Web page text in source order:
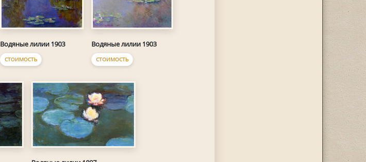
Водяные лилии 1903
СТОИМОСТЬ
Водяные лилии 1903
СТОИМОСТЬ